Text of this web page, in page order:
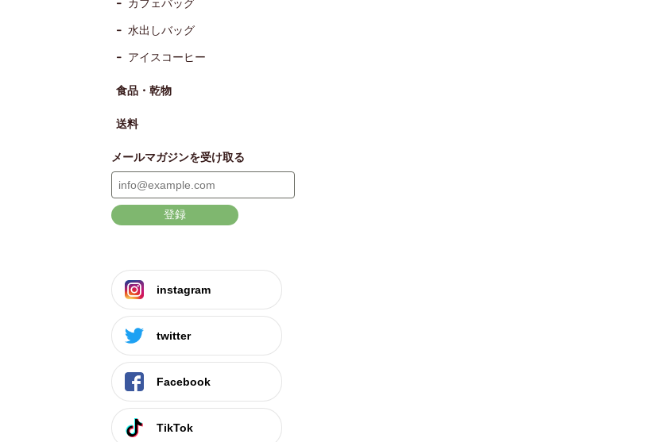
カフェバッグ
水出しバッグ
アイスコーヒー
食品・乾物
送料
メールマガジンを受け取る
登録
instagram
twitter
Facebook
TikTok